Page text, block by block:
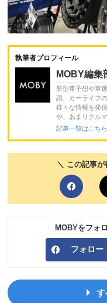
執筆者プロフィール
MOBY編集
新型車予想や車
識、カーライフ
様々な情報を発
や、あまりクルマ
記事一覧はこち
＼ この記事
MOBYをフォ
フォロー
す